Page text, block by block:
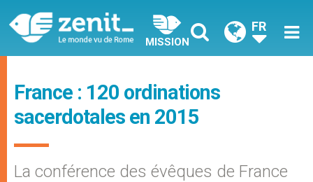
MISSION
FR
France : 120 ordinations
sacerdotales en 2015
La conférence des évêques de France